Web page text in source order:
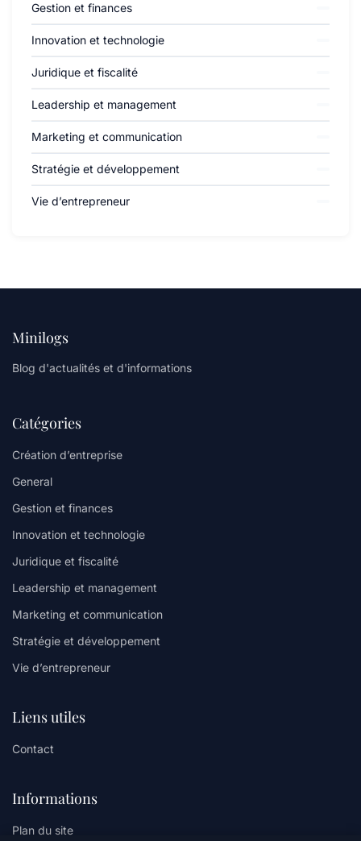
Gestion et finances
Innovation et technologie
Juridique et fiscalité
Leadership et management
Marketing et communication
Stratégie et développement
Vie d’entrepreneur
Minilogs
Blog d'actualités et d'informations
Catégories
Création d’entreprise
General
Gestion et finances
Innovation et technologie
Juridique et fiscalité
Leadership et management
Marketing et communication
Stratégie et développement
Vie d’entrepreneur
Liens utiles
Contact
Informations
Plan du site